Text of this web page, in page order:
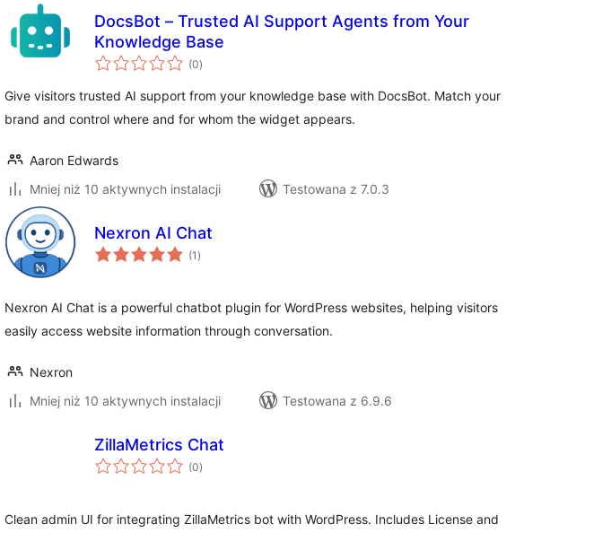
DocsBot – Trusted AI Support Agents from Your
Knowledge Base
(0wszystkich
ocen
)
Give visitors trusted AI support from your knowledge base with DocsBot. Match your
brand and control where and for whom the widget appears.
Aaron Edwards
Mniej niż 10 aktywnych instalacji
Testowana z 7.0.3
Nexron AI Chat
(1 wszystkich
ocen
)
Nexron AI Chat is a powerful chatbot plugin for WordPress websites, helping visitors
easily access website information through conversation.
Nexron
Mniej niż 10 aktywnych instalacji
Testowana z 6.9.6
ZillaMetrics Chat
(0wszystkich
ocen
)
Clean admin UI for integrating ZillaMetrics bot with WordPress. Includes License and